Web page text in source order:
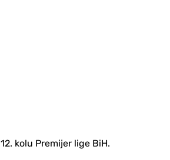
kolu Premijer lige BiH.